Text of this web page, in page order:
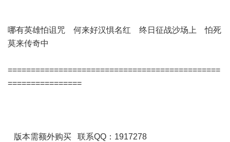
哪有英雄怕诅咒 何来好汉惧名红 终日征战沙场上 怕死
莫来传奇中
==============================================
================
版本需额外购买 联系QQ：1917278